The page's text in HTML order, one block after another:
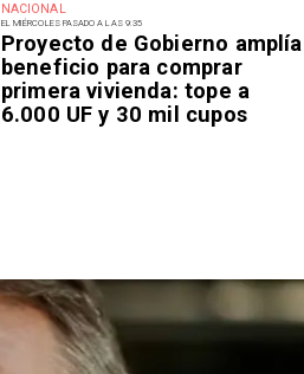
NACIONAL
EL MIÉRCOLES PASADO A LAS 9:35
Proyecto de Gobierno amplía
beneficio para comprar
primera vivienda: tope a
6.000 UF y 30 mil cupos